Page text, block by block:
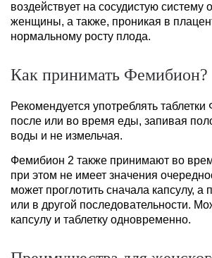
воздействует на сосудистую систему
женщины, а также, проникая в
нормальному росту плода.
Как принимать Фемибион?
Рекомендуется употреблять
после или во время еды, запивая
воды и не измельчая.
Фемибион 2 также принимают во
при этом не имеет значения
может проглотить сначала капсулу, а
или в другой последовательности.
капсулу и таблетку одновременно.